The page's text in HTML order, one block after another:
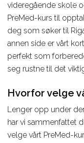
videregående skole
PreMed-kurs til
deg som søker til
annen side er vårt
perfekt som
seg rustne til det
Hvorfor velge
Lenger opp under
har vi sammenfattet
velge vårt PreMed-